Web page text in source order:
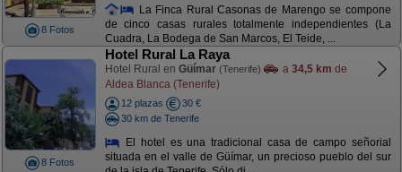
8 Fotos
La Finca Rural Casonas de Marengo se compone
de cinco casas rurales totalmente independientes (La
Cuadra, La Bodega de San Marcos, El Teide, ...
8 Fotos
Hotel Rural La Raya
Hotel Rural en Güímar (Tenerife) a 34,5 km de
Aldea Blanca (Tenerife)
12 plazas
30 €
30 km de Tenerife
El hotel es una tradicional casa de campo señorial
situada en el valle de Güímar, un precioso pueblo del sur